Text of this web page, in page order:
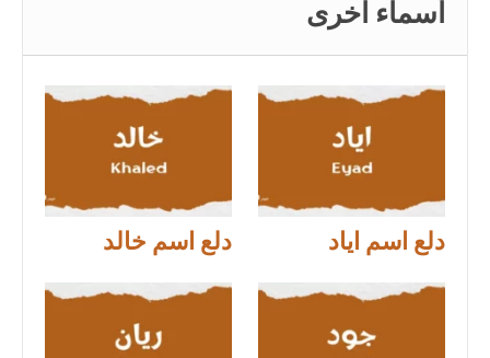
أسماء اخرى
دلع اسم اياد دلع اسم خالد